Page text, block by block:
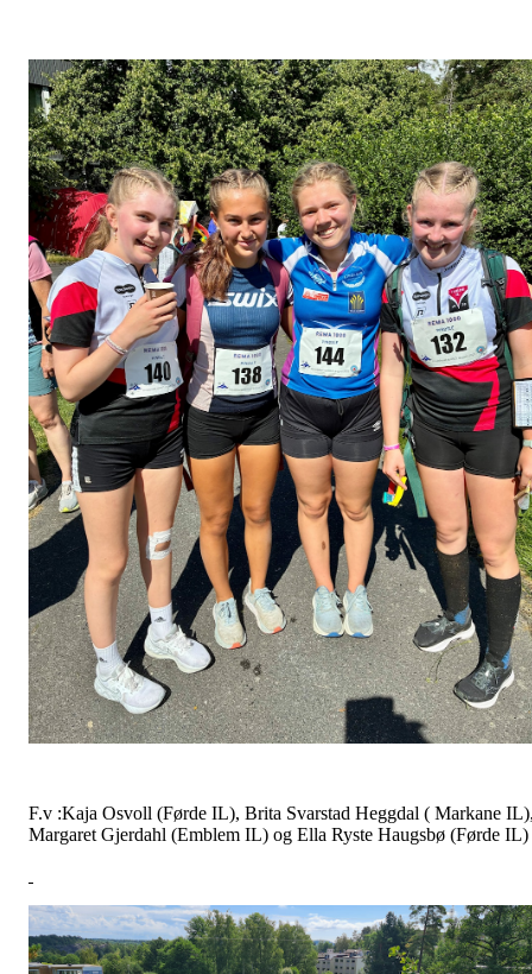
F.v :Kaja Osvoll (Førde IL), Brita Svarstad Heggdal ( Markane
Margaret Gjerdahl (Emblem IL) og Ella Ryste Haugsbø (Førde IL)